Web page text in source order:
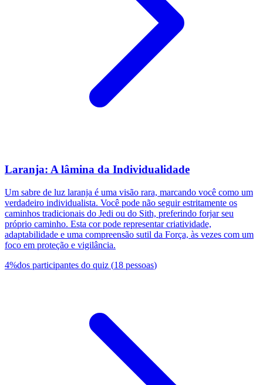
Laranja: A lâmina da Individualidade
Um sabre de luz laranja é uma visão rara, marcando você como um
verdadeiro individualista. Você pode não seguir estritamente os
caminhos tradicionais do Jedi ou do Sith, preferindo forjar seu
próprio caminho. Esta cor pode representar criatividade,
adaptabilidade e uma compreensão sutil da Força, às vezes com um
foco em proteção e vigilância.
4%dos participantes do quiz (18 pessoas)